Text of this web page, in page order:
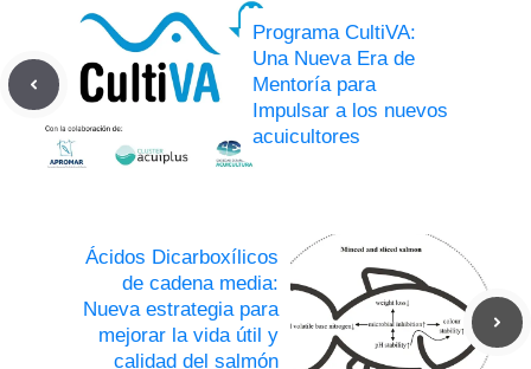
Programa CultiVA:
Una Nueva Era de
Mentoría para
Impulsar a los nuevos
acuicultores
Ácidos Dicarboxílicos
de cadena media:
Nueva estrategia para
mejorar la vida útil y
calidad del salmón